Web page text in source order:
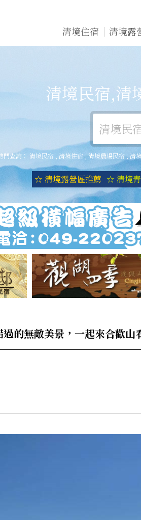
清境住宿 清境露
清境民宿,清
門查詢： 清境民宿 清境住宿,清境農場民宿, 清
☆ 清境露營區推薦 ☆ 清境
的無敵美景，一起來合歡山